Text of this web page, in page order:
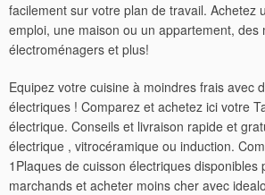
facilement sur votre plan de travail. Achetez
emploi, une maison ou un appartement, des
électroménagers et plus!
Equipez votre cuisine à moindres frais avec
électriques ! Comparez et achetez ici votre
électrique. Conseils et livraison rapide et
électrique , vitrocéramique ou induction.
1Plaques de cuisson électriques disponibles
marchands et acheter moins cher avec